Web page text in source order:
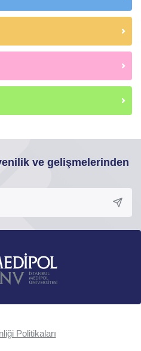
ve gelişmelerinden
Politikaları